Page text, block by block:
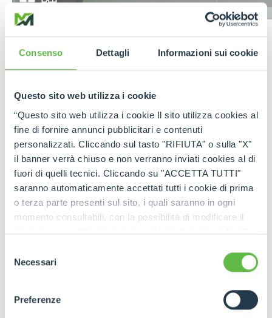
Consenso Dettagli Informazioni sui cookie
Questo sito web utilizza i cookie
“Questo sito web utilizza i cookie Il sito utilizza cookies al
fine di fornire annunci pubblicitari e contenuti
personalizzati. Cliccando sul tasto "RIFIUTA" o sulla "X"
il banner verrà chiuso e non verranno inviati cookies al di
fuori di quelli tecnici. Cliccando su "ACCETTA TUTTI"
saranno automaticamente accettati tutti i cookie di prima
o terza parte presenti sul sito, i quali saranno in ogni
momento consultabili, con la possibilità di modificare il
consenso prestato per ogni singolo cookie. Come fare?
ogni pagina, selezionare "Modifichi il suo consenso" e
dell'informativa completa nel footer presente in ogni
pagina. Per esercitare i diritti riconosciuti all'interessato ai
delNecessari
Preferenze
Seguici suFacebookeInstagramper
tutti gli aggiornamenti in tempo reale!